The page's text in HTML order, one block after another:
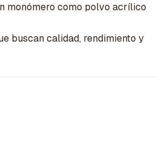
monómero como polvo acrílico
buscan calidad, rendimiento y